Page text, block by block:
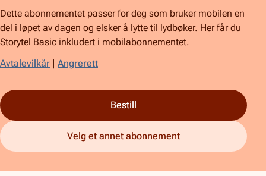
Dette abonnementet passer for deg som bruker mobilen en
del i løpet av dagen og elsker å lytte til lydbøker. Her får du
Storytel Basic inkludert i mobilabonnementet.
Avtalevilkår | Angrerett
Bestill
Velg et annet abonnement